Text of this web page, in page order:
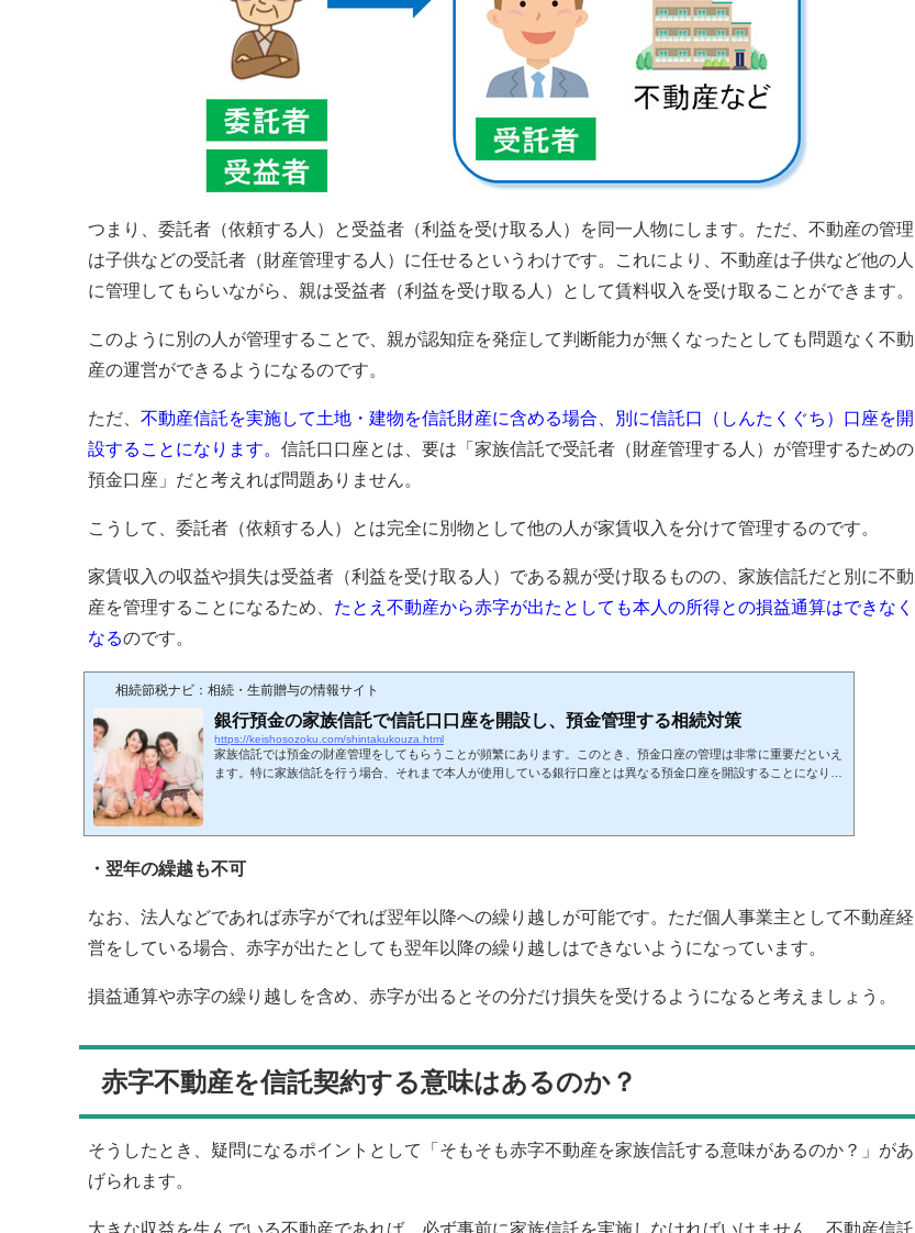
つまり、委託者（依頼する人）と受益者（利益を受け取る人）を同一人物にします。ただ、不動産の管理
は子供などの受託者（財産管理する人）に任せるというわけです。これにより、不動産は子供など他の人
に管理してもらいながら、親は受益者（利益を受け取る人）として賃料収入を受け取ることができます。
このように別の人が管理することで、親が認知症を発症して判断能力が無くなったとしても問題なく不動
産の運営ができるようになるのです。
ただ、 不動産信託を実施して土地・建物を信託財産に含める場合、別に信託口（しんたくぐち）口座を開
設することになります。 信託口口座とは、要は「家族信託で受託者（財産管理する人）が管理するための
預金口座」だと考えれば問題ありません。
こうして、委託者（依頼する人）とは完全に別物として他の人が家賃収入を分けて管理するのです。
家賃収入の収益や損失は受益者（利益を受け取る人）である親が受け取るものの、家族信託だと別に不動
産を管理することになるため、 たとえ不動産から赤字が出たとしても本人の所得との損益通算はできなく
なるのです。
相続節税ナビ：相続・生前贈与の情報サイト
銀行預金の家族信託で信託口口座を開設し、預金管理する相続対策
https://keishosozoku.com/shintakukouza.html
家族信託では預金の財産管理をしてもらうことが頻繁にあります。このとき、預金口座の管理は非常に重要だといえ
ます。特に家族信託を行う場合、それまで本人が使用している銀行口座とは異なる預金口座を開設することになりま
・翌年の繰越も不可
なお、法人などであれば赤字がでれば翌年以降への繰り越しが可能です。ただ個人事業主として不動産経
営をしている場合、赤字が出たとしても翌年以降の繰り越しはできないようになっています。
損益通算や赤字の繰り越しを含め、赤字が出るとその分だけ損失を受けるようになると考えましょう。
赤字不動産を信託契約する意味はあるのか？
そうしたとき、疑問になるポイントとして「そもそも赤字不動産を家族信託する意味があるのか？」があ
げられます。
大きな収益を生んでいる不動産であれば、必ず事前に家族信託を実施しなければいけません。不動産信託